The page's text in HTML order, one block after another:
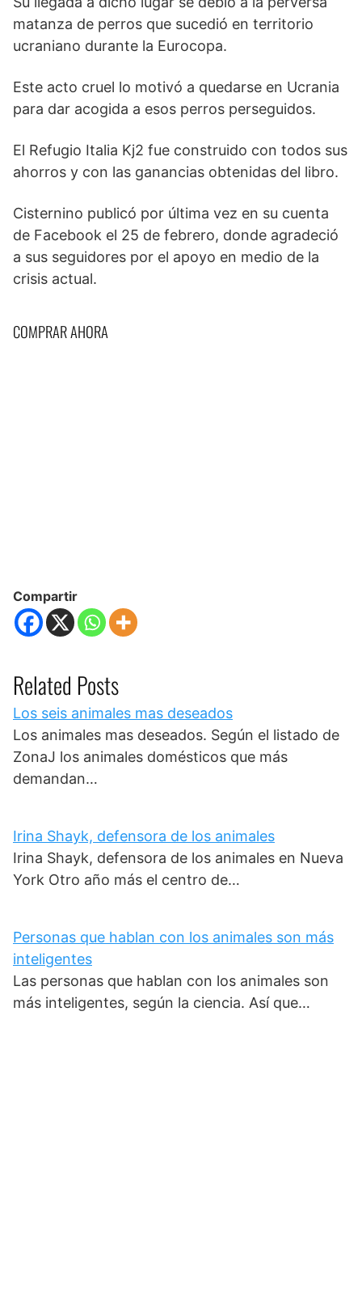
matanza de perros que sucedió en territorio
ucraniano durante la Eurocopa.
Este acto cruel lo motivó a quedarse en Ucrania
para dar acogida a esos perros perseguidos.
El Refugio Italia Kj2 fue construido con todos sus
ahorros y con las ganancias obtenidas del libro.
Cisternino publicó por última vez en su cuenta
de Facebook el 25 de febrero, donde agradeció
a sus seguidores por el apoyo en medio de la
crisis actual.
COMPRAR AHORA
Compartir
Related Posts
Los seis animales mas deseados
Los animales mas deseados. Según el listado de
ZonaJ los animales domésticos que más
demandan…
Irina Shayk, defensora de los animales
Irina Shayk, defensora de los animales en Nueva
York Otro año más el centro de…
Personas que hablan con los animales son más
inteligentes
Las personas que hablan con los animales son
más inteligentes, según la ciencia. Así que…